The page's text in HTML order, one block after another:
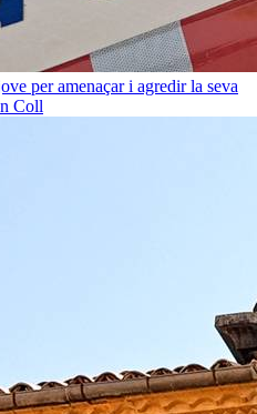
per amenaçar i agredir la seva
Coll